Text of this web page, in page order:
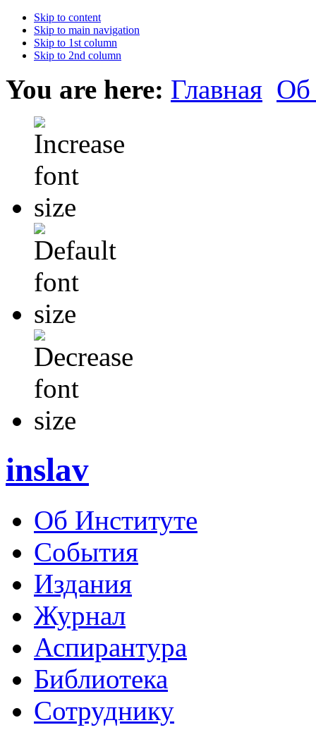
Skip to content
Skip to main navigation
Skip to 1st column
Skip to 2nd column
You are here: Главная Об
inslav
Об Институте
События
Издания
Журнал
Аспирантура
Библиотека
Сотруднику